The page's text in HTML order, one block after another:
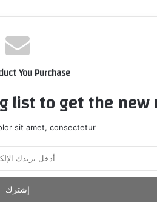
You Purchase
list to get the new
sit amet, consectetur.